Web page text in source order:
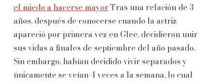
el miedo a hacerse mayor Tras una relación de 3
años, después de conocerse cuando la actriz
apareció por primera vez en Glee, decidieron unir
sus vidas a finales de septiembre del año pasado.
Sin embargo, habían decidido vivir separados y
únicamente se veían 4 veces a la semana, lo cual